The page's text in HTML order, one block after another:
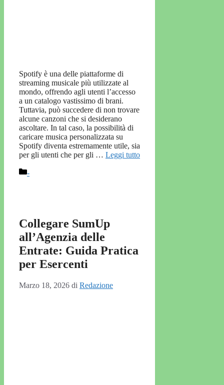
Spotify è una delle piattaforme di
streaming musicale più utilizzate al
mondo, offrendo agli utenti l’accesso
a un catalogo vastissimo di brani.
Tuttavia, può succedere di non trovare
alcune canzoni che si desiderano
ascoltare. In tal caso, la possibilità di
caricare musica personalizzata su
Spotify diventa estremamente utile, sia
per gli utenti che per gli … Leggi tutto
Categorie
-
Collegare SumUp
all’Agenzia delle
Entrate: Guida Pratica
per Esercenti
Marzo 18, 2026 di Redazione